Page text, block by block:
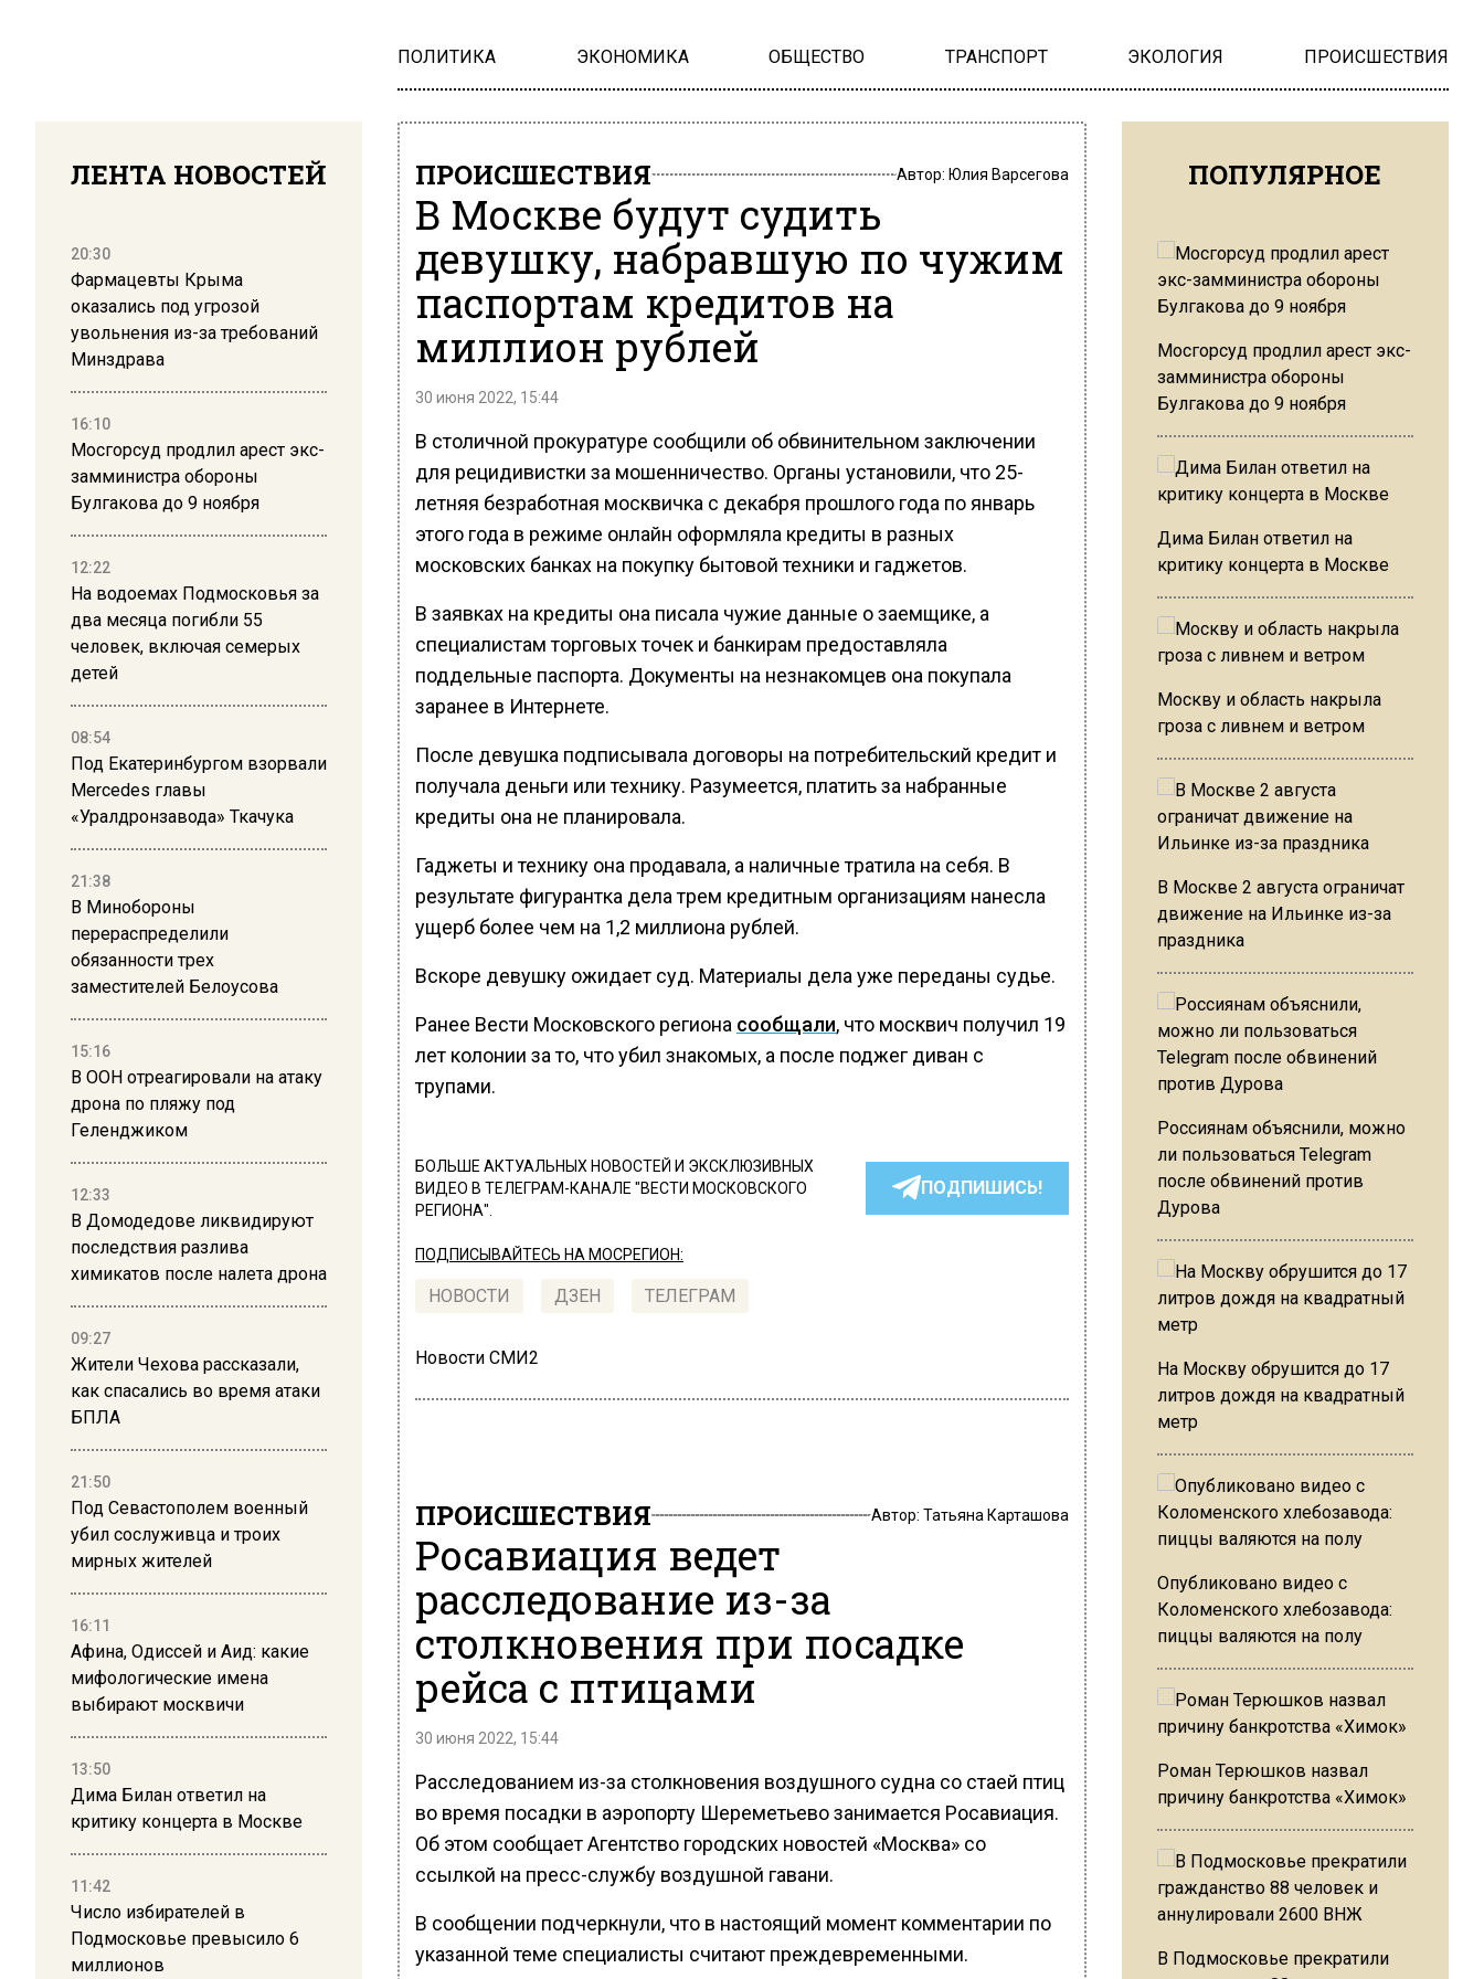
ПОЛИТИКА ЭКОНОМИКА ОБЩЕСТВО ТРАНСПОРТ ЭКОЛОГИЯ ПРОИСШЕСТВИЯ
ЛЕНТА НОВОСТЕЙ
20:30
Фармацевты Крыма
оказались под угрозой
увольнения из-за требований
Минздрава
16:10
Мосгорсуд продлил арест экс-
замминистра обороны
Булгакова до 9 ноября
12:22
На водоемах Подмосковья за
два месяца погибли 55
человек, включая семерых
детей
08:54
Под Екатеринбургом взорвали
Mercedes главы
«Уралдронзавода» Ткачука
21:38
В Минобороны
перераспределили
обязанности трех
заместителей Белоусова
15:16
В ООН отреагировали на атаку
дрона по пляжу под
Геленджиком
12:33
В Домодедове ликвидируют
последствия разлива
химикатов после налета дрона
09:27
Жители Чехова рассказали,
как спасались во время атаки
БПЛА
21:50
Под Севастополем военный
убил сослуживца и троих
мирных жителей
16:11
Афина, Одиссей и Аид: какие
мифологические имена
выбирают москвичи
13:50
Дима Билан ответил на
критику концерта в Москве
11:42
Число избирателей в
Подмосковье превысило 6
миллионов
ПРОИСШЕСТВИЯ Автор: Юлия Варсегова
В Москве будут судить
девушку, набравшую по чужим
паспортам кредитов на
миллион рублей
30 июня 2022, 15:44
В столичной прокуратуре сообщили об обвинительном заключении
для рецидивистки за мошенничество. Органы установили, что 25-
летняя безработная москвичка с декабря прошлого года по январь
этого года в режиме онлайн оформляла кредиты в разных
московских банках на покупку бытовой техники и гаджетов.
В заявках на кредиты она писала чужие данные о заемщике, а
специалистам торговых точек и банкирам предоставляла
поддельные паспорта. Документы на незнакомцев она покупала
заранее в Интернете.
После девушка подписывала договоры на потребительский кредит и
получала деньги или технику. Разумеется, платить за набранные
кредиты она не планировала.
Гаджеты и технику она продавала, а наличные тратила на себя. В
результате фигурантка дела трем кредитным организациям нанесла
ущерб более чем на 1,2 миллиона рублей.
Вскоре девушку ожидает суд. Материалы дела уже переданы судье.
Ранее Вести Московского региона сообщали, что москвич получил 19
лет колонии за то, что убил знакомых, а после поджег диван с
трупами.
БОЛЬШЕ АКТУАЛЬНЫХ НОВОСТЕЙ И ЭКСКЛЮЗИВНЫХ
ВИДЕО В ТЕЛЕГРАМ-КАНАЛЕ "ВЕСТИ МОСКОВСКОГО
РЕГИОНА".
ПОДПИШИСЬ!
ПОДПИСЫВАЙТЕСЬ НА МОСРЕГИОН:
НОВОСТИ ДЗЕН ТЕЛЕГРАМ
Новости СМИ2
ПРОИСШЕСТВИЯ Автор: Татьяна Карташова
Росавиация ведет
расследование из-за
столкновения при посадке
рейса с птицами
30 июня 2022, 15:44
Расследованием из-за столкновения воздушного судна со стаей птиц
во время посадки в аэропорту Шереметьево занимается Росавиация.
Об этом сообщает Агентство городских новостей «Москва» со
ссылкой на пресс-службу воздушной гавани.
В сообщении подчеркнули, что в настоящий момент комментарии по
указанной теме специалисты считают преждевременными.
ПОПУЛЯРНОЕ
Мосгорсуд продлил арест экс-
замминистра обороны
Булгакова до 9 ноября
Дима Билан ответил на
критику концерта в Москве
Москву и область накрыла
гроза с ливнем и ветром
В Москве 2 августа ограничат
движение на Ильинке из-за
праздника
Россиянам объяснили, можно
ли пользоваться Telegram
после обвинений против
Дурова
На Москву обрушится до 17
литров дождя на квадратный
метр
Опубликовано видео с
Коломенского хлебозавода:
пиццы валяются на полу
Роман Терюшков назвал
причину банкротства «Химок»
В Подмосковье прекратили